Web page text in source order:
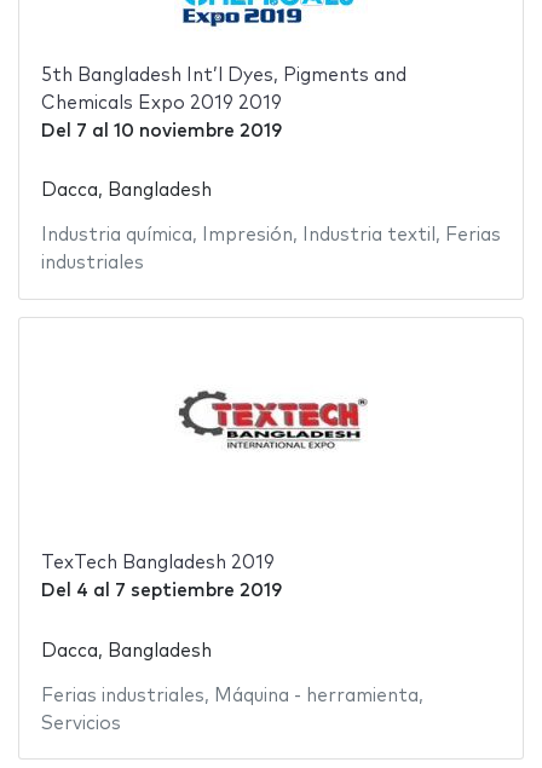
5th Bangladesh Int’l Dyes, Pigments and
Chemicals Expo 2019 2019
Del 7 al 10 noviembre 2019
Dacca, Bangladesh
Industria química, Impresión, Industria textil , Ferias
industriales
TexTech Bangladesh 2019
Del 4 al 7 septiembre 2019
Dacca, Bangladesh
Ferias industriales, Máquina - herramienta,
Servicios